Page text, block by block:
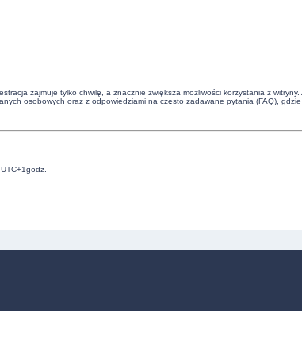
zajmuje tylko chwilę, a znacznie zwiększa możliwości korzystania z
osobowych oraz z odpowiedziami na często zadawane pytania (FAQ),